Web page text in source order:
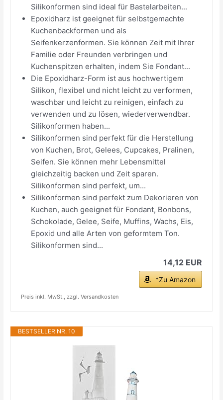
Silikonformen sind ideal für Bastelarbeiten...
Epoxidharz ist geeignet für selbstgemachte
Kuchenbackformen und als
Seifenkerzenformen. Sie können Zeit mit Ihrer
Familie oder Freunden verbringen und
Kuchenspitzen erhalten, indem Sie Fondant...
Die Epoxidharz-Form ist aus hochwertigem
Silikon, flexibel und nicht leicht zu verformen,
waschbar und leicht zu reinigen, einfach zu
verwenden und zu lösen, wiederverwendbar.
Silikonformen haben...
Silikonformen sind perfekt für die Herstellung
von Kuchen, Brot, Gelees, Cupcakes, Pralinen,
Seifen. Sie können mehr Lebensmittel
gleichzeitig backen und Zeit sparen.
Silikonformen sind perfekt, um...
Silikonformen sind perfekt zum Dekorieren von
Kuchen, auch geeignet für Fondant, Bonbons,
Schokolade, Gelee, Seife, Muffins, Wachs, Eis,
Epoxid und alle Arten von geformtem Ton.
Silikonformen sind...
14,12 EUR
*Zu Amazon
Preis inkl. MwSt., zzgl. Versandkosten
BESTSELLER NR. 10